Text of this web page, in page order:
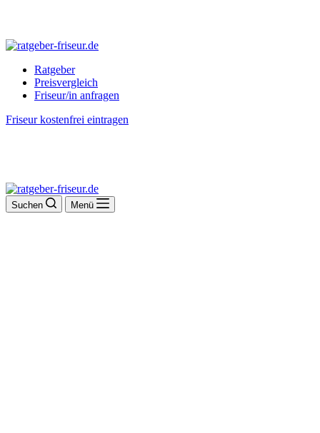
Ratgeber
Preisvergleich
Friseur/in anfragen
Friseur kostenfrei eintragen
Suchen Menü